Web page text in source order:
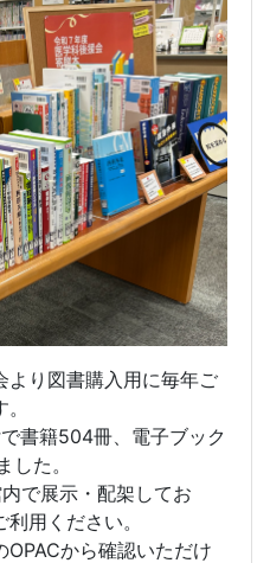
より図書購入用に毎年ご
書籍504冊、電子ブック
た。
で展示・配架してお
用ください。
から確認いただけ